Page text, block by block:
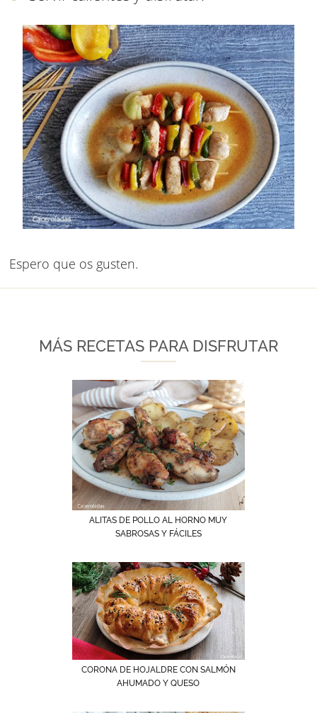
Espero que os gusten.
MÁS RECETAS PARA DISFRUTAR
ALITAS DE POLLO AL HORNO MUY
SABROSAS Y FÁCILES
CORONA DE HOJALDRE CON SALMÓN
AHUMADO Y QUESO